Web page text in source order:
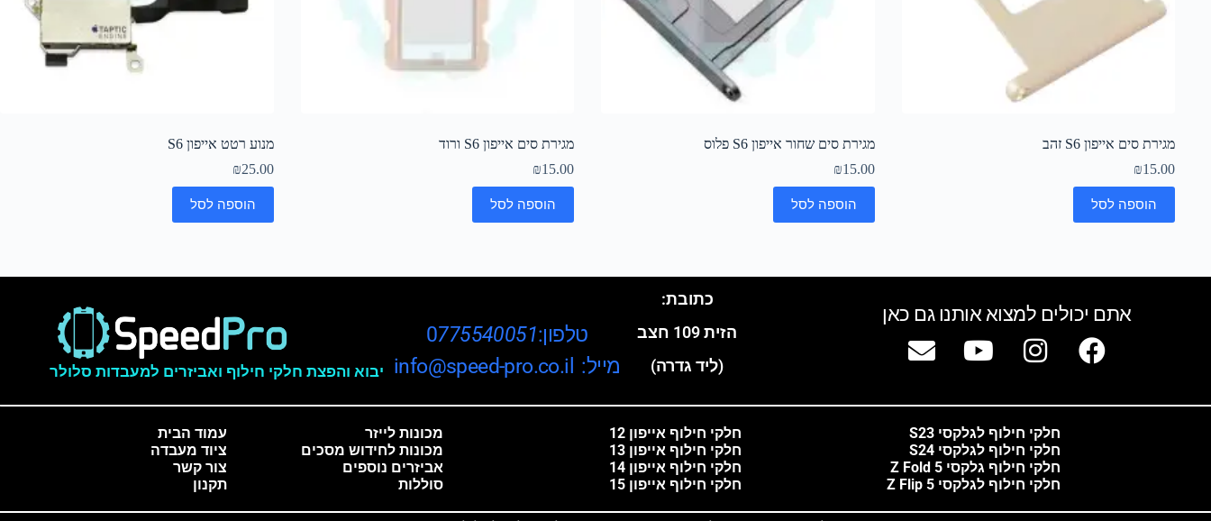
מגירת סים אייפון S6 זהב
₪15.00
הוספה לסל
מגירת סים שחור אייפון S6 פלוס
₪15.00
הוספה לסל
מגירת סים אייפון S6 ורוד
₪15.00
הוספה לסל
מנוע רטט אייפון S6
₪25.00
הוספה לסל
אתם יכולים למצוא אותנו גם כאן
יבוא והפצת חלקי חילוף ואביזרים למעבדות סלולר
טלפון:0775540051
מייל: info@speed-pro.co.il
כתובת:
הזית 109 חצב
(ליד גדרה)
עמוד הבית
ציוד מעבדה
צור קשר
תקנון
מכונות לייזר
מכונות לחידוש מסכים
אביזרים נוספים
סוללות
חלקי חילוף אייפון 12
חלקי חילוף אייפון 13
חלקי חילוף אייפון 14
חלקי חילוף אייפון 15
חלקי חילוף לגלקסי S23
חלקי חילוף לגלקסי S24
חלקי חילוף גלקסי Z Fold 5
חלקי חילוף לגלקסי Z Flip 5